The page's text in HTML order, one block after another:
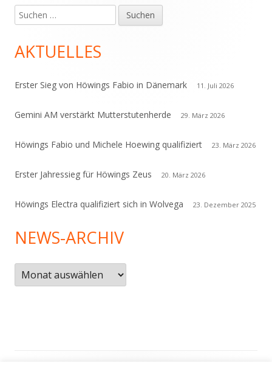
Haupt-
Seitenleiste
Suchen
nach:
AKTUELLES
Erster Sieg von Höwings Fabio in Dänemark 11. Juli 2026
Gemini AM verstärkt Mutterstutenherde 29. März 2026
Höwings Fabio und Michele Hoewing qualifiziert 23. März 2026
Erster Jahressieg für Höwings Zeus 20. März 2026
Höwings Electra qualifiziert sich in Wolvega 23. Dezember 2025
NEWS-ARCHIV
News-
Archiv